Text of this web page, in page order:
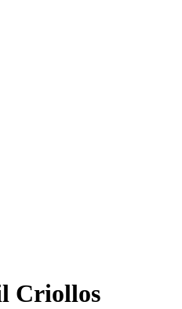
Criollos